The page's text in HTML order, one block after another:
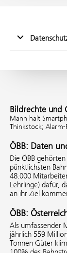
Bildrechte und
Mann hält
Thinkstock; Alarm-
ÖBB: Daten
Die ÖBB
pünktlichsten
48.000
Lehrlinge) dafür,
an ihr Ziel
ÖBB:
Als umfassender
jährlich 559
Tonnen Güter